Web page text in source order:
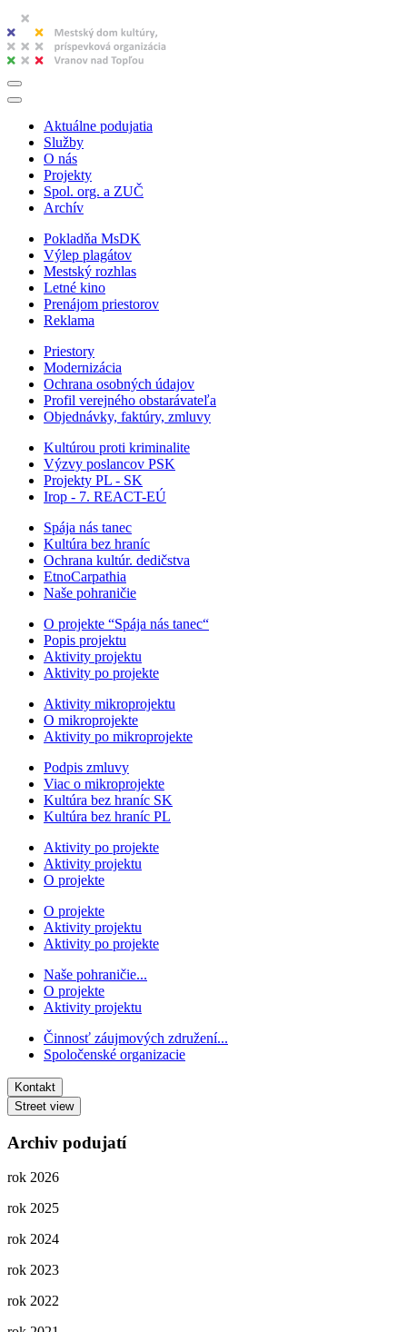
Aktuálne podujatia
Služby
O nás
Projekty
Spol. org. a ZUČ
Archív
Pokladňa MsDK
Výlep plagátov
Mestský rozhlas
Letné kino
Prenájom priestorov
Reklama
Priestory
Modernizácia
Ochrana osobných údajov
Profil verejného obstarávateľa
Objednávky, faktúry, zmluvy
Kultúrou proti kriminalite
Výzvy poslancov PSK
Projekty PL - SK
Irop - 7. REACT-EÚ
Spája nás tanec
Kultúra bez hraníc
Ochrana kultúr. dedičstva
EtnoCarpathia
Naše pohraničie
O projekte “Spája nás tanec“
Popis projektu
Aktivity projektu
Aktivity po projekte
Aktivity mikroprojektu
O mikroprojekte
Aktivity po mikroprojekte
Podpis zmluvy
Viac o mikroprojekte
Kultúra bez hraníc SK
Kultúra bez hraníc PL
Aktivity po projekte
Aktivity projektu
O projekte
O projekte
Aktivity projektu
Aktivity po projekte
Naše pohraničie...
O projekte
Aktivity projektu
Činnosť záujmových združení...
Spoločenské organizacie
Kontakt
Street view
Archiv podujatí
rok 2026
rok 2025
rok 2024
rok 2023
rok 2022